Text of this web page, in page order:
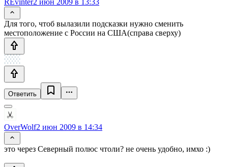
Для того, чтоб вылазили подсказки нужно сменить
местоположение с России на США(справа сверху)
Ответить
OverWolf2 июн 2009 в 14:34
это через Северный полюс чтоли? не очень удобно, имхо :)